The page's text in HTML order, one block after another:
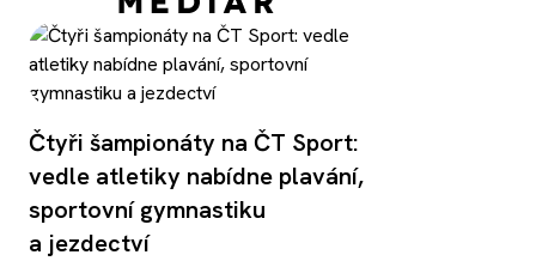
Čtyři šampionáty na ČT Sport:
vedle atletiky nabídne plavání,
sportovní gymnastiku
a jezdectví